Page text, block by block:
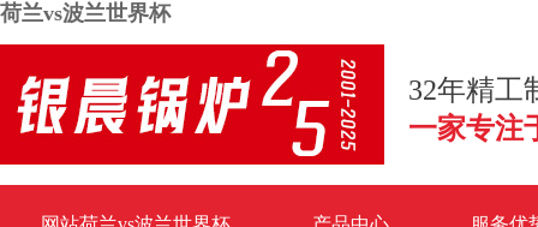
荷兰vs波兰世界杯
32年精
一家专注